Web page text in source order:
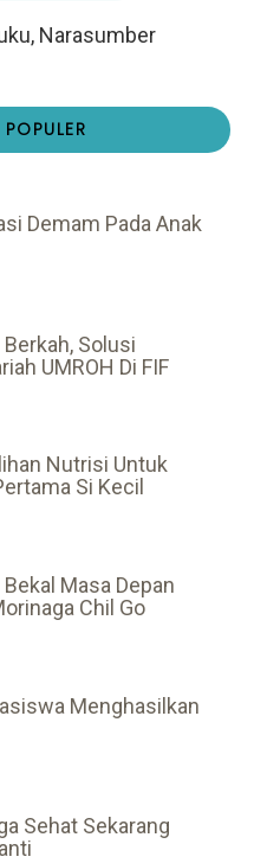
Narasumber
Demam Pada Anak
Solusi
UMROH Di FIF
Nutrisi Untuk
Si Kecil
Masa Depan
Chil Go
Menghasilkan
Sehat Sekarang